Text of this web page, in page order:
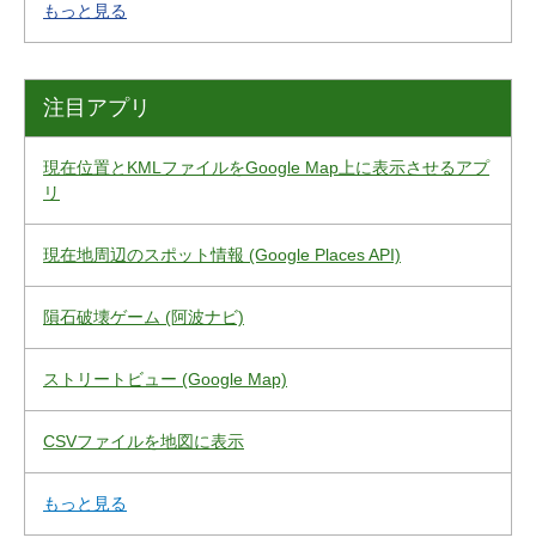
もっと見る
注目アプリ
現在位置とKMLファイルをGoogle Map上に表示させるアプ
リ
現在地周辺のスポット情報 (Google Places API)
隕石破壊ゲーム (阿波ナビ)
ストリートビュー (Google Map)
CSVファイルを地図に表示
もっと見る